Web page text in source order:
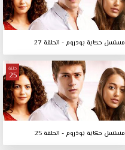
مسلسل حكاية بودروم - الحلقة 27
حلقة
25
مسلسل حكاية بودروم - الحلقة 25